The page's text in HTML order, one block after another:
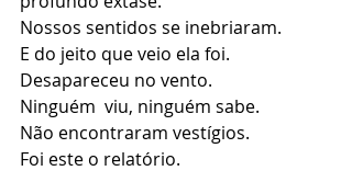
Nossos sentidos se inebriaram.
E do jeito que veio ela foi.
Desapareceu no vento.
Ninguém  viu, ninguém sabe.
Não encontraram vestígios.
Foi este o relatório.